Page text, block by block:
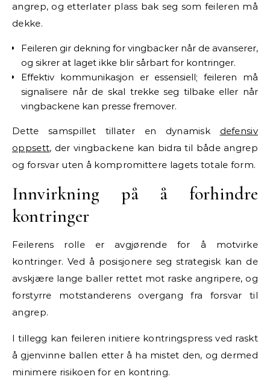
angrep, og etterlater plass bak seg som feileren må
dekke.
Feileren gir dekning for vingbacker når de avanserer,
og sikrer at laget ikke blir sårbart for kontringer.
Effektiv kommunikasjon er essensiell; feileren må
signalisere når de skal trekke seg tilbake eller når
vingbackene kan presse fremover.
Dette samspillet tillater en dynamisk defensiv
oppsett, der vingbackene kan bidra til både angrep
og forsvar uten å kompromittere lagets totale form.
Innvirkning på å forhindre
kontringer
Feilerens rolle er avgjørende for å motvirke
kontringer. Ved å posisjonere seg strategisk kan de
avskjære lange baller rettet mot raske angripere, og
forstyrre motstanderens overgang fra forsvar til
angrep.
I tillegg kan feileren initiere kontringspress ved raskt
å gjenvinne ballen etter å ha mistet den, og dermed
minimere risikoen for en kontring.